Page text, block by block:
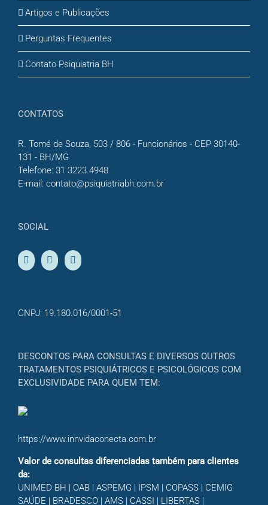
Artigos e Publicações
Perguntas Frequentes
Contato Psiquiatria BH
CONTATOS
R. Tomé de Souza, 503 / 806 - Funcionários - CEP 30140-
131 - BH/MG
Telefone: 31 3223.4948
E-mail: contato@psiquiatriabh.com.br
SOCIAL
CNPJ: 19.180.016/0001-51
DESCONTOS PARA CONSULTAS E DIVERSOS OUTROS
TRATAMENTOS PSIQUIÁTRICOS E PSICOLÓGICOS COM
EXCLUSIVIDADE PARA QUEM TEM:
https://www.innvidaconecta.com.br
Valor de consultas diferenciadas também para clientes
da:
UNIMED BH | OAB | ASPEMG | IPSM | COPASS | CEMIG
SAÚDE | BRADESCO | AMS | CASSI | LIBERTAS |